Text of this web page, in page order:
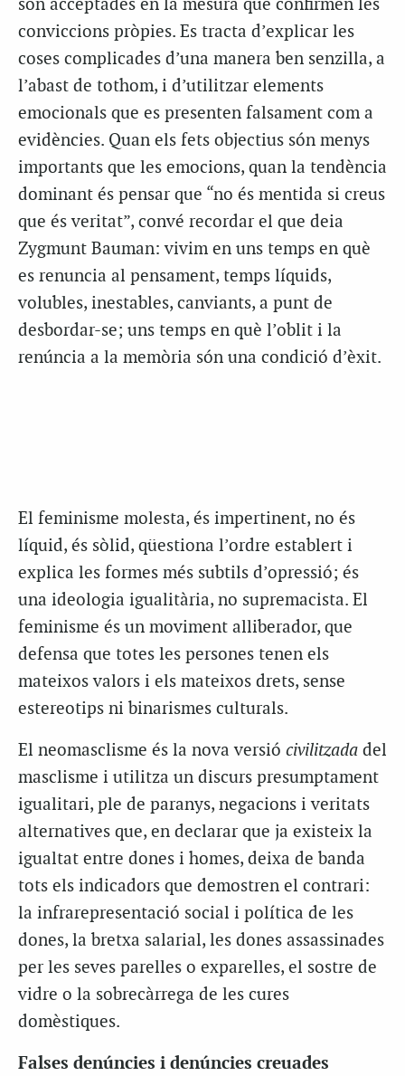
són acceptades en la mesura que confirmen les
conviccions pròpies. Es tracta d’explicar les
coses complicades d’una manera ben senzilla, a
l’abast de tothom, i d’utilitzar elements
emocionals que es presenten falsament com a
evidències. Quan els fets objectius són menys
importants que les emocions, quan la tendència
dominant és pensar que “no és mentida si creus
que és veritat”, convé recordar el que deia
Zygmunt Bauman: vivim en uns temps en què
es renuncia al pensament, temps líquids,
volubles, inestables, canviants, a punt de
desbordar-se; uns temps en què l’oblit i la
renúncia a la memòria són una condició d’èxit.
El feminisme molesta, és impertinent, no és
líquid, és sòlid, qüestiona l’ordre establert i
explica les formes més subtils d’opressió; és
una ideologia igualitària, no supremacista. El
feminisme és un moviment alliberador, que
defensa que totes les persones tenen els
mateixos valors i els mateixos drets, sense
estereotips ni binarismes culturals.
El neomasclisme és la nova versió civilitzada del
masclisme i utilitza un discurs presumptament
igualitari, ple de paranys, negacions i veritats
alternatives que, en declarar que ja existeix la
igualtat entre dones i homes, deixa de banda
tots els indicadors que demostren el contrari:
la infrarepresentació social i política de les
dones, la bretxa salarial, les dones assassinades
per les seves parelles o exparelles, el sostre de
vidre o la sobrecàrrega de les cures
domèstiques.
Falses denúncies i denúncies creuades